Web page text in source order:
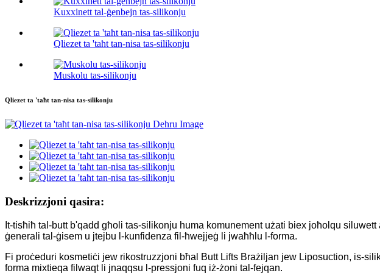
Kuxxinett tal-ġenbejn tas-silikonju
Qliezet ta 'taħt tan-nisa tas-silikonju
Muskolu tas-silikonju
Qliezet ta 'taħt tan-nisa tas-silikonju
Deskrizzjoni qasira:
It-tisħiħ tal-butt b'qadd għoli tas-silikonju huma komunement użati biex joħolqu
ġenerali tal-ġisem u jtejbu l-kunfidenza fil-ħwejjeġ li jwaħħlu l-forma.
Fi proċeduri kosmetiċi jew rikostruzzjoni bħal Butt Lifts Brażiljan jew Liposuction, is-
forma mixtieqa filwaqt li jnaqqsu l-pressjoni fuq iż-żoni tal-fejqan.